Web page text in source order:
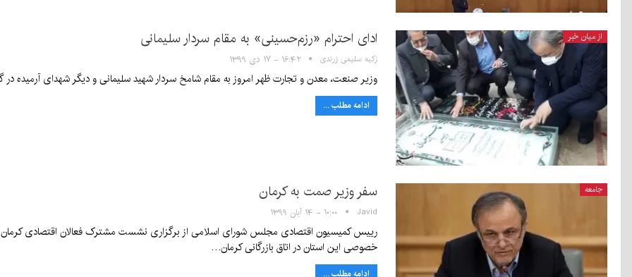
از میان خبر ادای احترام «رزم‌حسینی» به مقام سردار سلیمانی
زکیه سلیمی زرندی ۱۶:۴۲ - ۱۷ دی ۱۳۹۹
وزیر صنعت، معدن و تجارت ظهر امروز به مقام شامخ سردار شهید سلیمانی و دیگر شهدای آرمیده در
ادامه مطلب ...
جامعه سفر وزیر صمت به کرمان
Javid ۱۰:۰۰ - ۱۴ آبان ۱۳۹۹
رییس کمیسیون اقتصادی مجلس شورای اسلامی از برگزاری نشست مشترک فعالان اقتصادی کرمان
خصوصی این استان در اتاق بازرگانی کرمان…
ادامه مطلب ...